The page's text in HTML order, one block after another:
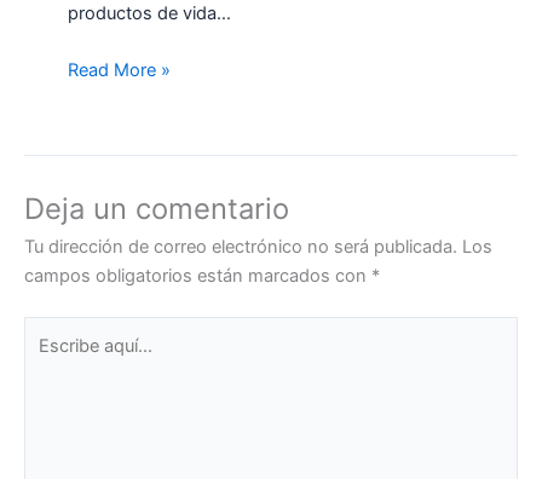
productos de vida…
Read More »
Deja un comentario
Tu dirección de correo electrónico no será publicada. Los
campos obligatorios están marcados con *
aquí...